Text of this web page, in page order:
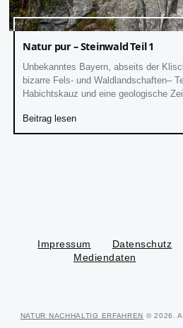
Natur pur – Steinwald Teil 1
Unbekanntes Bayern, abseits der
bizarre Fels- und Waldlandschaften–
Habichtskauz und eine geologische
Beitrag lesen
Impressum
Datenschutz
Mediendaten
NATUR NACHHALTIG ERFAHREN © 2026.